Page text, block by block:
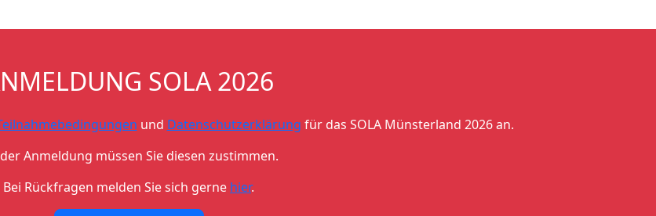
SOLA 2026
und Datenschutzerklärung für das SOLA Münsterland 2026 an.
Anmeldung müssen Sie diesen zustimmen.
Bei Rückfragen melden Sie sich gerne hier.